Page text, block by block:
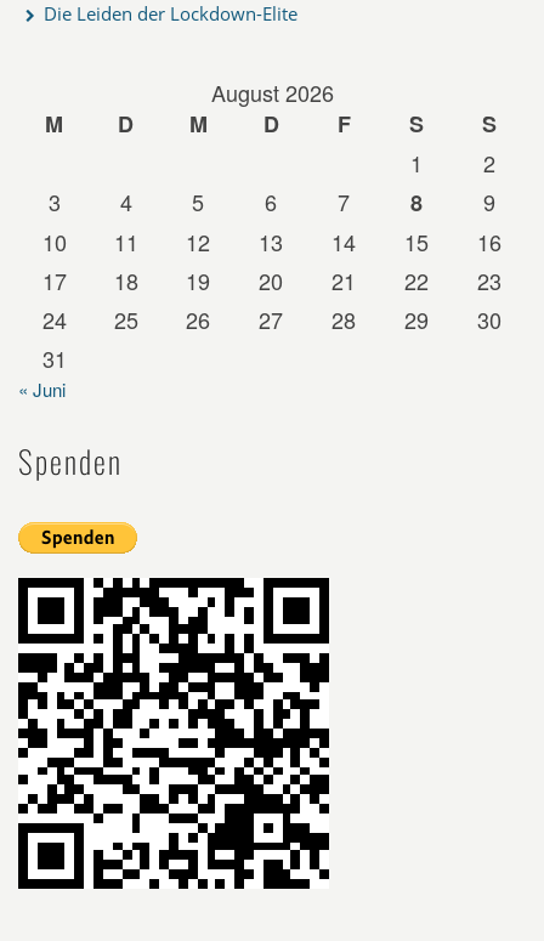
Die Leiden der Lockdown-Elite
August 2026
M
D M D F S
S
1
2
3
4 5 6 7 8
9
10
11 12 13 14 15
16
17
18 19 20 21 22
23
24
25 26 27 28 29
30
31
« Juni
Spenden